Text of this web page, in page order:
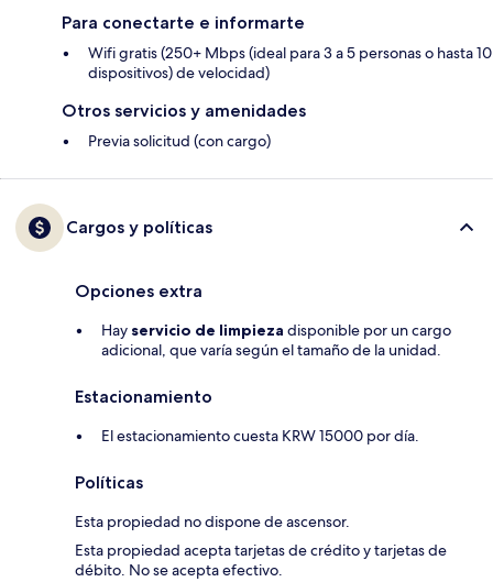
Para conectarte e informarte
Wifi gratis (250+ Mbps (ideal para 3 a 5 personas o hasta 10
dispositivos) de velocidad)
Otros servicios y amenidades
Previa solicitud (con cargo)
Cargos y políticas
Opciones extra
Hay servicio de limpieza disponible por un cargo
adicional, que varía según el tamaño de la unidad.
Estacionamiento
El estacionamiento cuesta KRW 15000 por día.
Políticas
Esta propiedad no dispone de ascensor.
Esta propiedad acepta tarjetas de crédito y tarjetas de
débito. No se acepta efectivo.